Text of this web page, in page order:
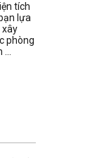
tích
lựa
xây
phòng